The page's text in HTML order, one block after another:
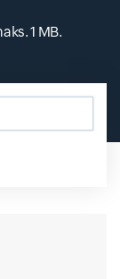
1 MB.